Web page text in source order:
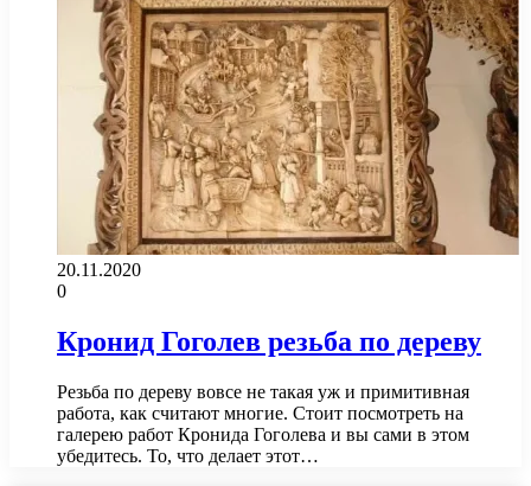
20.11.2020
0
Кронид Гоголев резьба по дереву
Резьба по дереву вовсе не такая уж и примитивная
работа, как считают многие. Стоит посмотреть на
галерею работ Кронида Гоголева и вы сами в этом
убедитесь. То, что делает этот…